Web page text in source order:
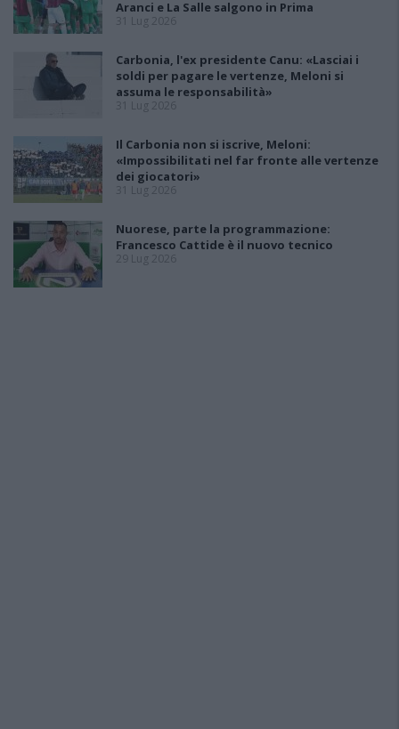
Aranci e La Salle salgono in Prima
31 Lug 2026
Carbonia, l'ex presidente Canu: «Lasciai i
soldi per pagare le vertenze, Meloni si
assuma le responsabilità»
31 Lug 2026
Il Carbonia non si iscrive, Meloni:
«Impossibilitati nel far fronte alle vertenze
dei giocatori»
31 Lug 2026
Nuorese, parte la programmazione:
Francesco Cattide è il nuovo tecnico
29 Lug 2026